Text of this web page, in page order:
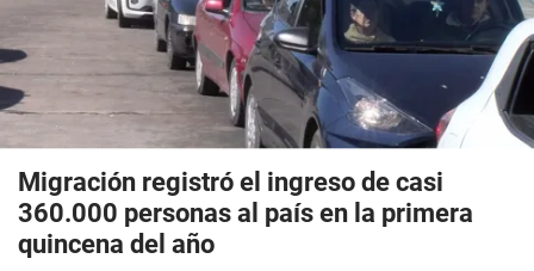
Migración registró el ingreso de casi
360.000 personas al país en la primera
quincena del año